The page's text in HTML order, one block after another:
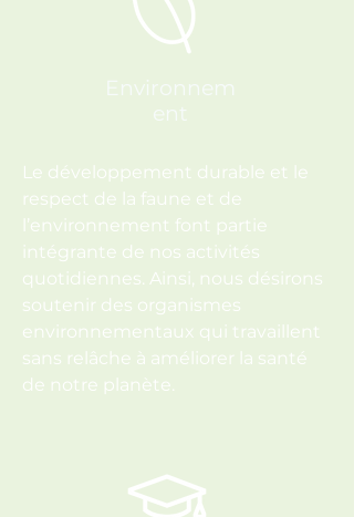
Environnem
ent
Le développement durable et le
respect de la faune et de
l’environnement font partie
intégrante de nos activités
quotidiennes. Ainsi, nous désirons
soutenir des organismes
environnementaux qui travaillent
sans relâche à améliorer la santé
de notre planète.